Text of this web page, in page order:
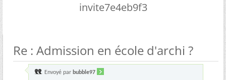
invite7e4eb9f3
Re : Admission en école d'archi ?
Envoyé par bubble97